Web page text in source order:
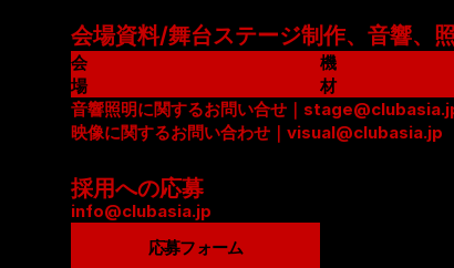
会場資料/舞台ステージ制作、音響、
会
場
資
料
P
D
F
機
材
リ
ス
音響照明に関するお問い合せ｜
映像に関するお問い合わせ｜visual@clubasia.jp
採用への応募
info@clubasia.jp
応募フォーム